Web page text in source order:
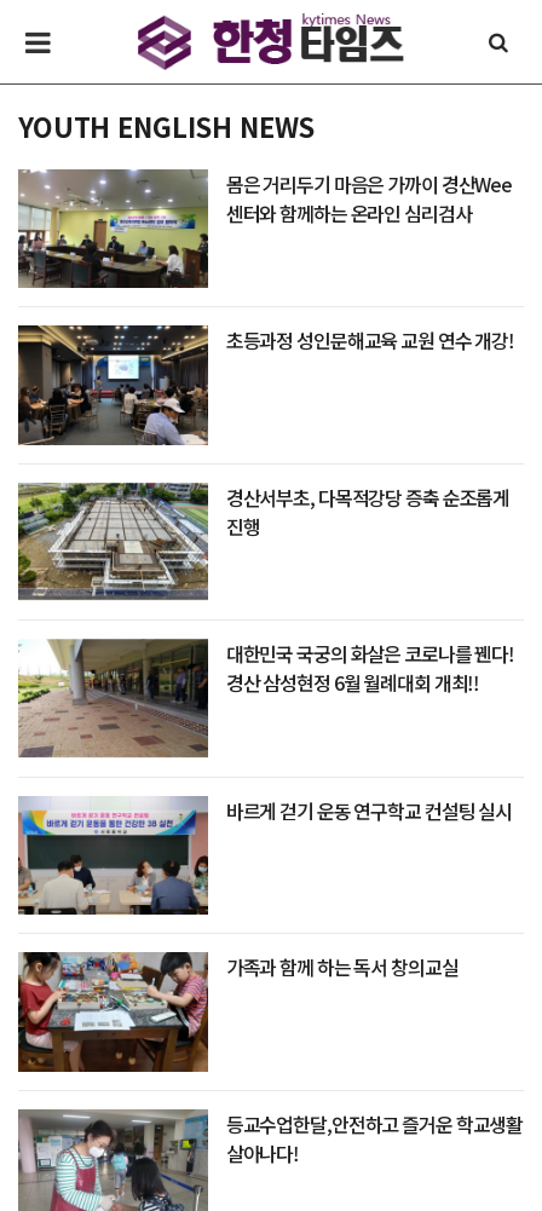
YOUTH ENGLISH NEWS
몸은 거리두기 마음은 가까이 경산Wee
센터와 함께하는 온라인 심리검사
초등과정 성인문해교육 교원 연수 개강!
경산서부초, 다목적강당 증축 순조롭게
진행
대한민국 국궁의 화살은 코로나를 꿴다!
경산 삼성현정 6월 월례대회 개최!!
바르게 걷기 운동 연구학교 컨설팅 실시
가족과 함께 하는 독서 창의교실
등교수업한달,안전하고 즐거운 학교생활
살아나다!